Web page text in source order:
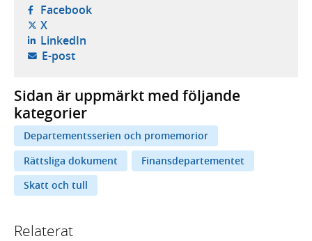
Facebook- öppnas i ny flik, extern webbplats,
X- öppnas i ny flik, extern webbplats,
LinkedIn- öppnas i ny flik, extern webbplats,
E-post- öppnar din e-postklient,
Sidan är uppmärkt med följande
kategorier
Departementsserien och promemorior
Rättsliga dokument
Finansdepartementet
Skatt och tull
Relaterat